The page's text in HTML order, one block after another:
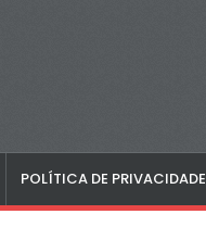
POLÍTICA DE PRIVACIDADE